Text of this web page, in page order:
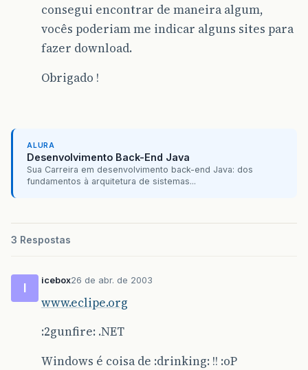
consegui encontrar de maneira algum,
vocês poderiam me indicar alguns sites para
fazer download.
Obrigado !
ALURA
Desenvolvimento Back-End Java
Sua Carreira em desenvolvimento back-end Java: dos
fundamentos à arquitetura de sistemas...
3 Respostas
I
icebox26 de abr. de 2003
www.eclipe.org
:2gunfire: .NET
Windows é coisa de :drinking: !! :oP